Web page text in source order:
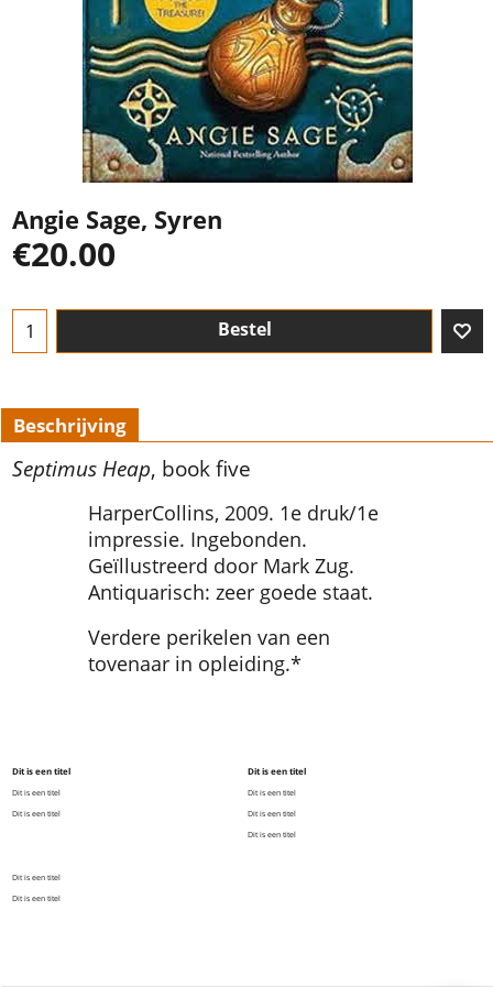
Angie Sage, Syren
€20.00
Bestel
Beschrijving
Septimus Heap, book five
HarperCollins, 2009. 1e druk/1e
impressie. Ingebonden.
Geïllustreerd door Mark Zug.
Antiquarisch: zeer goede staat.
Verdere perikelen van een
tovenaar in opleiding.*
Dit is een titel
Dit is een titel
Dit is een titel
Dit is een titel
Dit is een titel
Dit is een titel
Dit is een titel
Dit is een titel
Dit is een titel